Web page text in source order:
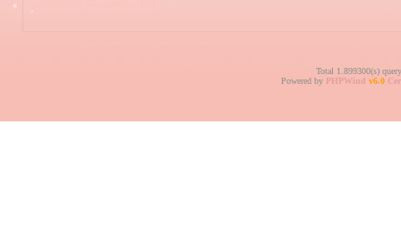
Total 1.899300(s)
Powered by PHPWind v6.0